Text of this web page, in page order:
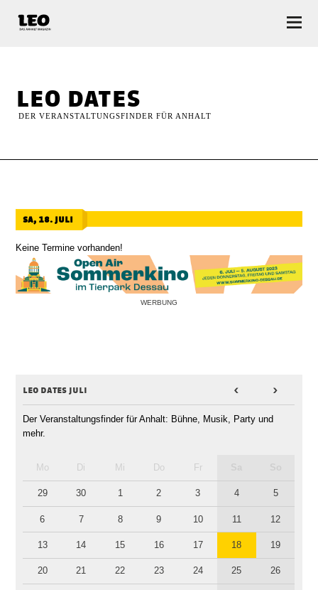
leo dates
DER VERANSTALTUNGSFINDER FÜR ANHALT
sa, 18. juli
Keine Termine vorhanden!
WERBUNG
leo dates juli < >
Der Veranstaltungsfinder für Anhalt: Bühne, Musik, Party und
mehr.
Mo Di Mi Do Fr
29 30 1 2 3 4 5
6 7 8 9 10 11 12
13 14 15 16 17 18 19
20 21 22 23 24 25 26